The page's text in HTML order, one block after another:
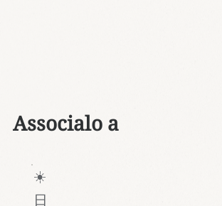
Associalo a
☀️
日